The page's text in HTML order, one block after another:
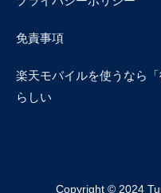
免責事項
楽天モバイルを使うなら
らしい
Copyright © 2024